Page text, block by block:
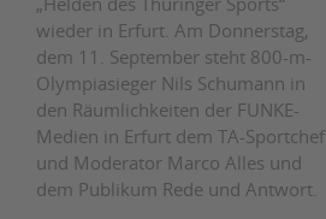
wieder in Erfurt. Am Donnerstag,
dem 11. September steht 800-m-
Olympiasieger Nils Schumann in
den Räumlichkeiten der FUNKE-
Medien in Erfurt dem TA-Sportchef
und Moderator Marco Alles und
dem Publikum Rede und Antwort.